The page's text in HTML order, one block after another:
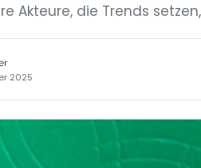
Akteure, die Trends
2025